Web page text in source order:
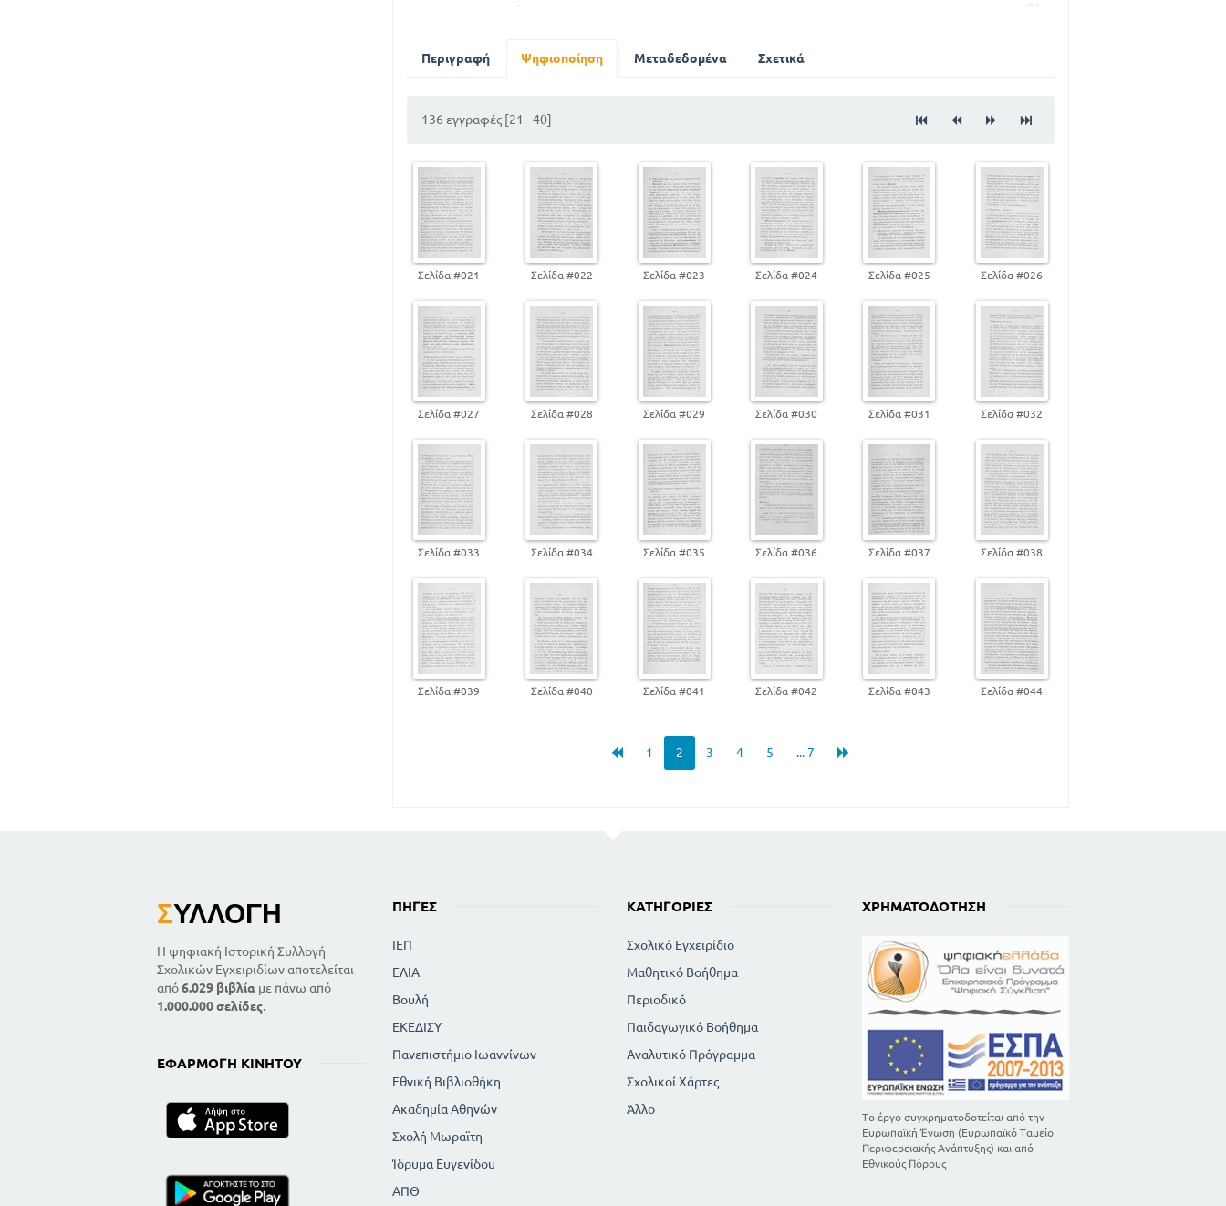
Τα μη ανακοινώσιμα
91
Περιγραφή Ψηφιοποίηση Μεταδεδομένα Σχετικά
136 εγγραφές [21 - 40]
Σελίδα #021 Σελίδα #022 Σελίδα #023 Σελίδα #024 Σελίδα #025 Σελίδα #026
Σελίδα #027 Σελίδα #028 Σελίδα #029 Σελίδα #030 Σελίδα #031 Σελίδα #032
Σελίδα #033 Σελίδα #034 Σελίδα #035 Σελίδα #036 Σελίδα #037 Σελίδα #038
Σελίδα #039 Σελίδα #040 Σελίδα #041 Σελίδα #042 Σελίδα #043 Σελίδα #044
1 2 3 4 5 ... 7
ΣΥΛΛΟΓΉ
Η ψηφιακή Ιστορική Συλλογή
Σχολικών Εγχειριδίων αποτελείται
από6.029 βιβλία με πάνω από
1.000.000 σελίδες.
ΕΦΑΡΜΟΓΉ ΚΙΝΗΤΟΎ
ΠΗΓΈΣ
ΙΕΠ
ΕΛΙΑ
Βουλή
ΕΚΕΔΙΣΥ
Πανεπιστήμιο Ιωαννίνων
Εθνική Βιβλιοθήκη
Ακαδημία Αθηνών
Σχολή Μωραϊτη
Ίδρυμα Ευγενίδου
ΑΠΘ
ΚΑΤΗΓΟΡΊΕΣ
Σχολικό Εγχειρίδιο
Μαθητικό Βοήθημα
Περιοδικό
Παιδαγωγικό Βοήθημα
Αναλυτικό Πρόγραμμα
Σχολικοί Χάρτες
Άλλο
ΧΡΗΜΑΤΟΔΌΤΗΣΗ
Το έργο συγχρηματοδοτείται από την
Ευρωπαϊκή Ένωση (Ευρωπαϊκό Ταμείο
Περιφερειακής Ανάπτυξης) και από
Εθνικούς Πόρους